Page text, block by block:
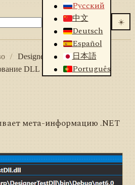
Русский
中文
Deutsch
Español
日本語
Português
☀️
/ Designer
Создание
DLL Панель DLL
мета-информацию .NET